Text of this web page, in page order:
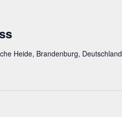
Heide, Brandenburg, Deutschland